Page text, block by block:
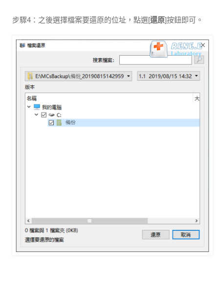
步驟4：之後選擇檔案要還原的位址，點選[還原]按鈕即可。